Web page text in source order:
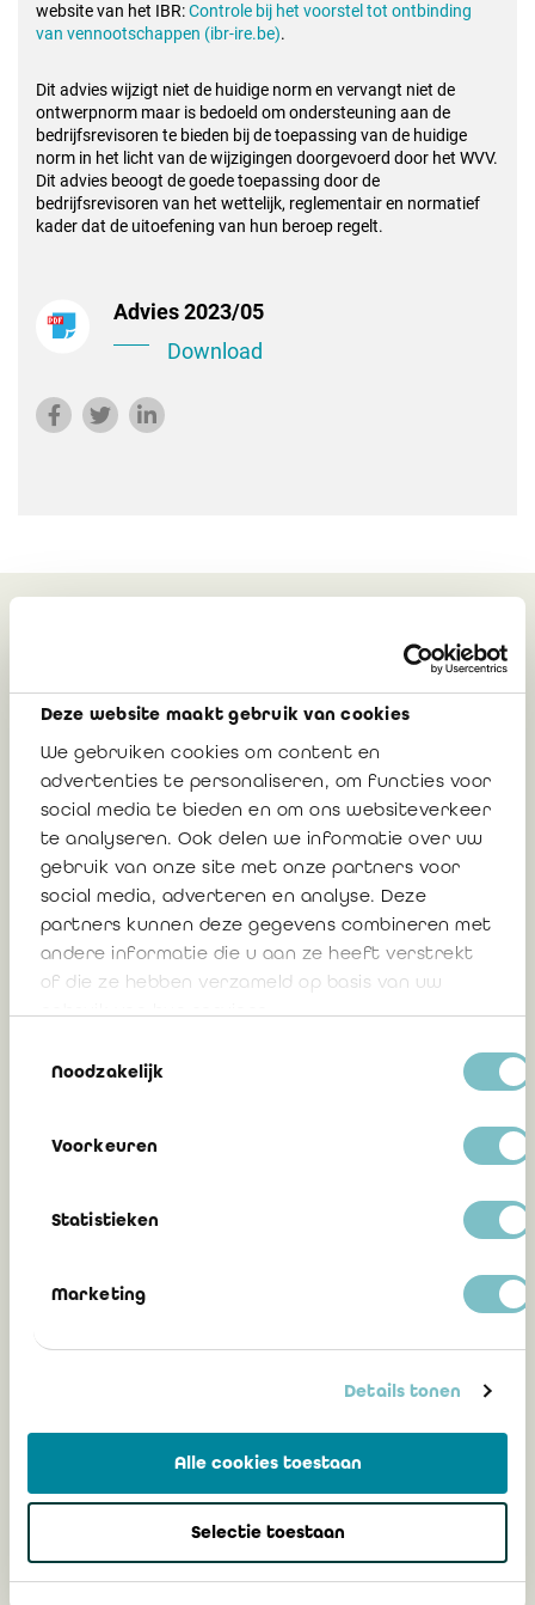
Deze website maakt gebruik van cookies
We gebruiken cookies om content en
advertenties te personaliseren, om functies voor
social media te bieden en om ons websiteverkeer
te analyseren. Ook delen we informatie over uw
gebruik van onze site met onze partners voor
social media, adverteren en analyse. Deze
partners kunnen deze gegevens combineren met
andere informatie die u aan ze heeft verstrekt
of die ze hebben verzameld op basis van uw
Noodzakelijk
Voorkeuren
Statistieken
Marketing
Details tonen
Alle cookies toestaan
Selectie toestaan
website van het IBR:Controle bij het voorstel tot ontbinding
van vennootschappen (ibr-ire.be).
Dit advies wijzigt niet de huidige norm en vervangt niet de
ontwerpnorm maar is bedoeld om ondersteuning aan de
bedrijfsrevisoren te bieden bij de toepassing van de huidige
norm in het licht van de wijzigingen doorgevoerd door het WVV.
Dit advies beoogt de goede toepassing door de
bedrijfsrevisoren van het wettelijk, reglementair en normatief
kader dat de uitoefening van hun beroep regelt.
Advies 2023/05
Download
voorgelegd aan de Hoge Raad voor de
Economische Beroepen en de minister
17 juni 2025
voorgelegd aan de Hoge Raad voor de
Economische Beroepen en de minister
17 juni 2025
uitgedrukte meerwaarden bij de
Lieven Acke, bedrijfsrevisor